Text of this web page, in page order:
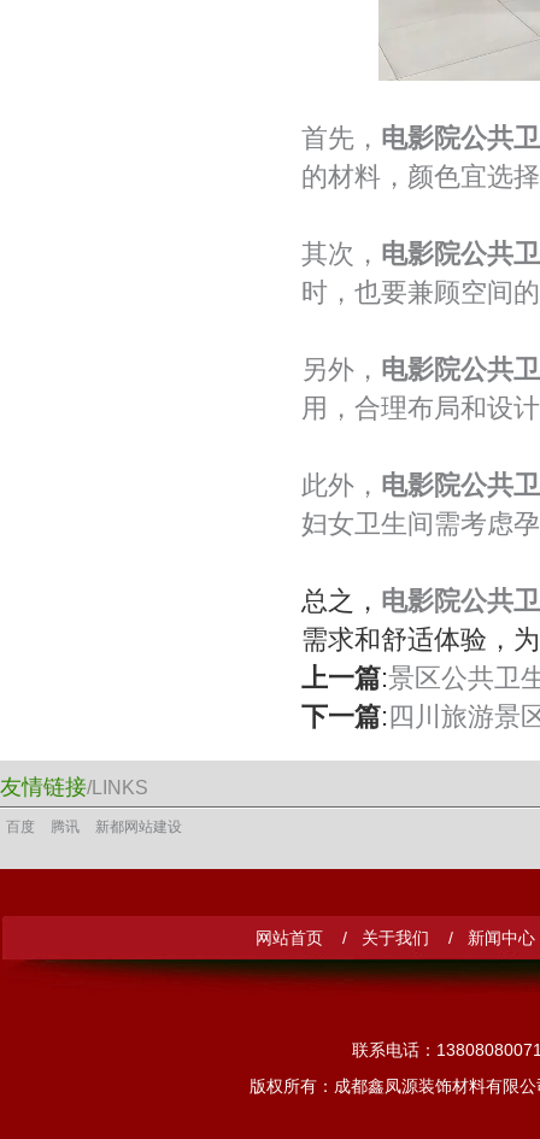
首先， 电影院公共
的材料，颜色宜选
其次， 电影院公共
时，也要兼顾空间
另外， 电影院公共
用，合理布局和设
此外， 电影院公共
妇女卫生间需考虑
总之， 电影院公共
需求和舒适体验，
上一篇:景区公共卫
下一篇: 四川旅游景
友情链接/LINKS
百度 腾讯 新都网站建设
网站首页 / 关于我们 / 新闻中
联系电话：
版权所有：成都鑫凤源装饰材料有限